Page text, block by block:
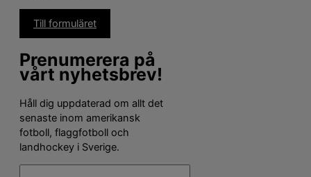
Till formuläret
Prenumerera på
vårt nyhetsbrev!
Håll dig uppdaterad om allt det
senaste inom amerikansk
fotboll, flaggfotboll och
landhockey i Sverige.